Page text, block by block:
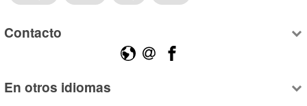
Contacto
En otros idiomas